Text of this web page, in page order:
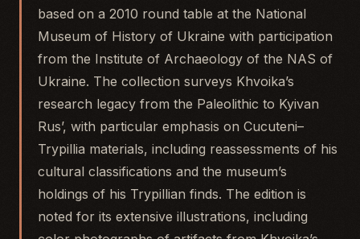
based on a 2010 round table at the National
Museum of History of Ukraine with participation
from the Institute of Archaeology of the NAS of
Ukraine. The collection surveys Khvoika’s
research legacy from the Paleolithic to Kyivan
Rus’, with particular emphasis on Cucuteni–
Trypillia materials, including reassessments of his
cultural classifications and the museum’s
holdings of his Trypillian finds. The edition is
noted for its extensive illustrations, including